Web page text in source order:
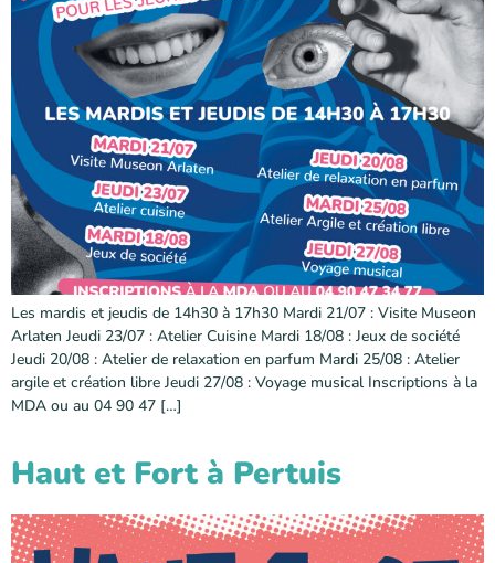
Les mardis et jeudis de 14h30 à 17h30 Mardi 21/07 : Visite Museon
Arlaten Jeudi 23/07 : Atelier Cuisine Mardi 18/08 : Jeux de société
Jeudi 20/08 : Atelier de relaxation en parfum Mardi 25/08 : Atelier
argile et création libre Jeudi 27/08 : Voyage musical Inscriptions à la
MDA ou au 04 90 47 […]
Haut et Fort à Pertuis